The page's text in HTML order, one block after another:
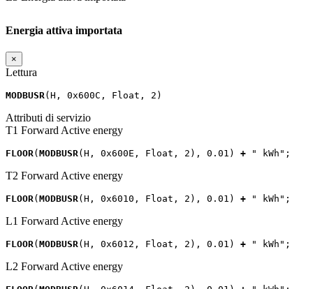
Energia attiva importata
×
Lettura
MODBUSR ( H , 0x600C , Float , 2 )
Attributi di servizio
T1 Forward Active energy
FLOOR ( MODBUSR ( H , 0x600E , Float , 2 ), 0.01 ) + " kWh" ;
T2 Forward Active energy
FLOOR ( MODBUSR ( H , 0x6010 , Float , 2 ), 0.01 ) + " kWh" ;
L1 Forward Active energy
FLOOR ( MODBUSR ( H , 0x6012 , Float , 2 ), 0.01 ) + " kWh" ;
L2 Forward Active energy